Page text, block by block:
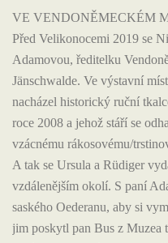
VE VENDONĚMECKÉM
Před Velikonocemi 2019 se
Adamovou, ředitelku
Jänschwalde. Ve výstavní
nacházel historický ruční
roce 2008 a jehož stáří se
vzácnému rákosovému/
A tak se Ursula a Rüdiger
vzdálenějším okolí. S paní
saského Oederanu, aby si
jim poskytl pan Bus z Muzea